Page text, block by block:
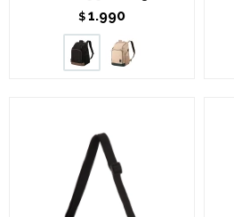
$ 1.990